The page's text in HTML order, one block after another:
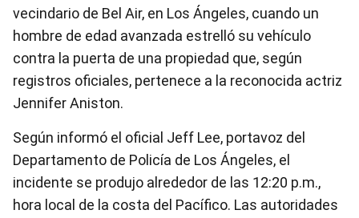
vecindario de Bel Air, en Los Ángeles, cuando un
hombre de edad avanzada estrelló su vehículo
contra la puerta de una propiedad que, según
registros oficiales, pertenece a la reconocida actriz
Jennifer Aniston.
Según informó el oficial Jeff Lee, portavoz del
Departamento de Policía de Los Ángeles, el
incidente se produjo alrededor de las 12:20 p.m.,
hora local de la costa del Pacífico. Las autoridades